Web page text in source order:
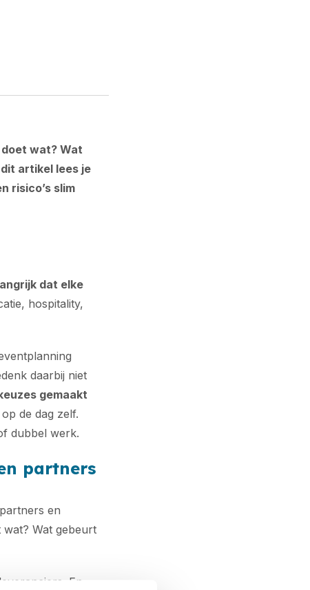
wat? Wat
artikel lees je
risico’s slim
dat elke
hospitality,
daarbij niet
gemaakt
de dag zelf.
dubbel werk.
partners
en
wat? Wat gebeurt
En